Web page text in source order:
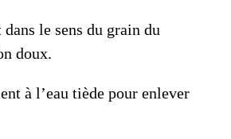
le sens du grain du
doux.
à l’eau tiède pour enlever